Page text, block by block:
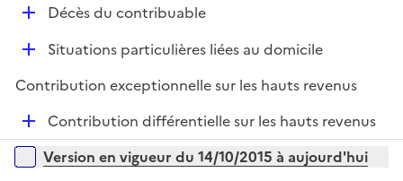
D
i
r
Décès du contribuable
D
p
i
e
Situations particulières liées au domicile
Contribution exceptionnelle sur les hauts revenus
D
é
p
Contribution différentielle sur les hauts revenus
Versions sur la période
Version en vigueur du 14/10/2015 à aujourd'hui